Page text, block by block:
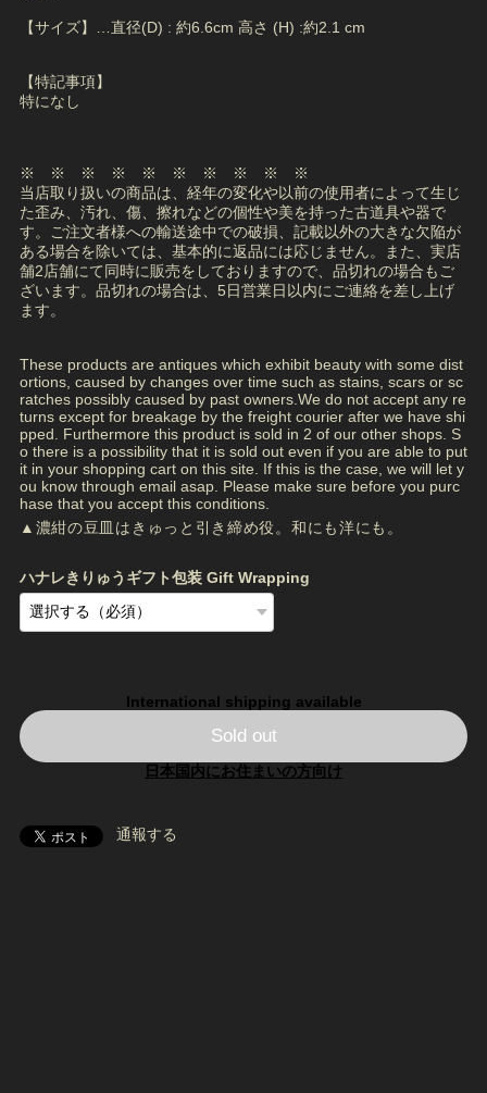
【サイズ】…直径(D) : 約6.6cm 高さ (H) :約2.1 cm
【特記事項】
特になし
※ ※ ※ ※ ※ ※ ※ ※ ※ ※
当店取り扱いの商品は、経年の変化や以前の使用者によって生じ
た歪み、汚れ、傷、擦れなどの個性や美を持った古道具や器で
す。ご注文者様への輸送途中での破損、記載以外の大きな欠陥が
ある場合を除いては、基本的に返品には応じません。また、実店
舗2店舗にて同時に販売をしておりますので、品切れの場合もご
ざいます。品切れの場合は、5日営業日以内にご連絡を差し上げ
ます。
These products are antiques which exhibit beauty with some dist
ortions, caused by changes over time such as stains, scars or sc
ratches possibly caused by past owners.We do not accept any re
turns except for breakage by the freight courier after we have shi
pped. Furthermore this product is sold in 2 of our other shops. S
o there is a possibility that it is sold out even if you are able to put
it in your shopping cart on this site. If this is the case, we will let y
ou know through email asap. Please make sure before you purc
hase that you accept this conditions.
▲濃紺の豆皿はきゅっと引き締め役。和にも洋にも。
ハナレきりゅうギフト包装 Gift Wrapping
International shipping available
Sold out
日本国内にお住まいの方向け
通報する